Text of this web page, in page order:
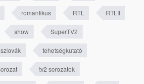
romantikus RTL RTLII
show SuperTV2
szlovák tehetségkutató
tv2 sorozatok